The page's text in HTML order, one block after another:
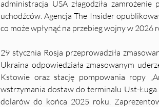
administracja USA złagodziła
uchodźców. Agencja The Insider
co może wpłynąć na przebieg wojny w 2026
29 stycznia Rosja przeprowadziła
Ukraina odpowiedziała zmasowanym
Kstowie oraz stację pompowania ropy
wstrzymania dostaw do terminalu Ust-
dolarów do końca 2025 roku.